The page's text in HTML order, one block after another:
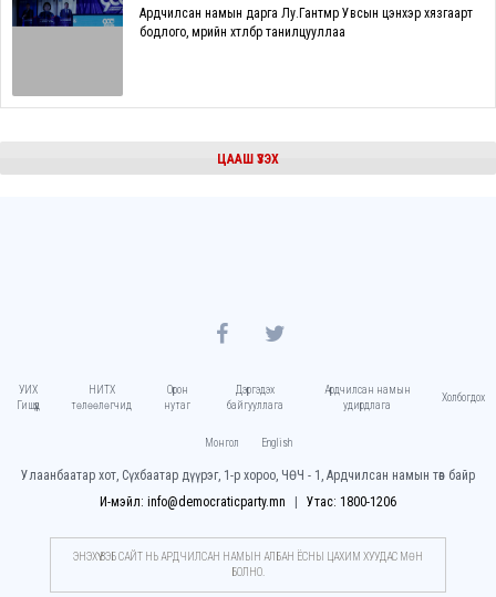
Ардчилсан намын дарга Лу.Гантөмөр Увсын цэнхэр хязгаарт
бодлого, мөрийн хөтөлбөрөө танилцууллаа
ЦААШ ҮЗЭХ
УИХ
Гишүүд
НИТХ
төлөөлөгчид
Орон
нутаг
Дэргэдэх
байгууллага
Ардчилсан намын
удирдлага
Холбогдох
Монгол English
Улаанбаатар хот, Сүхбаатар дүүрэг, 1-р хороо, ЧӨЧ - 1, Ардчилсан намын төв байр
И-мэйл: info@democraticparty.mn
Утас: 1800-1206
ЭНЭХҮҮ ВЭБ САЙТ НЬ АРДЧИЛСАН НАМЫН АЛБАН ЁСНЫ ЦАХИМ ХУУДАC МӨН
БОЛНО.